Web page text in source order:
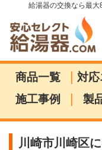
給湯器の交換なら最
商品一覧 | 対
施工事例
| 製
川崎市川崎区